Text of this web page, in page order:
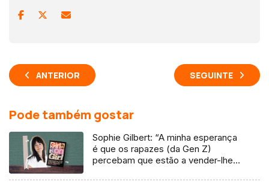
ANTERIOR SEGUINTE
Pode também gostar
Sophie Gilbert: “A minha esperança
é que os rapazes (da Gen Z)
percebam que estão a vender-lhes